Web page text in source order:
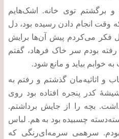
و برگشتم توی خانه.
اشک‌هایم
وقت انجام دادن رسیده بود، دل
فکر می‌کردم پیش آن‌ها برایش
بودم سر خاک فرهاد، گفتم
خوابم بیاید و مانع شود.
و اثاثیه‌مان گذشتم و رفتم به
کدر پنجره افتاده بود روی
. بچه را از جایش برداشتم.
چسبیده بود به هم. لباس
. سرهمی سرمه‌ای‌رنگی که